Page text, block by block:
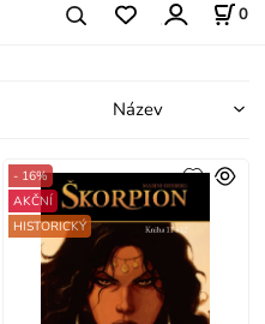
0
- 16%
AKČNÍ
HISTORICKÝ